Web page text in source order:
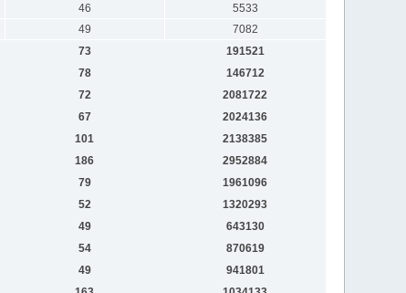
46
5533
49
7082
73
191521
78
146712
72
2081722
67
2024136
101
2138385
186
2952884
79
1961096
52
1320293
49
643130
54
870619
49
941801